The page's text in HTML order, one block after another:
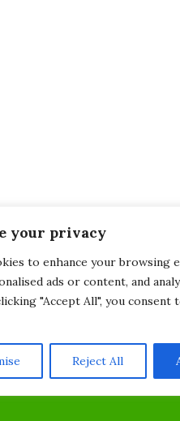
your privacy
to enhance your browsing
ads or content, and
"Accept All", you consent
Reject All